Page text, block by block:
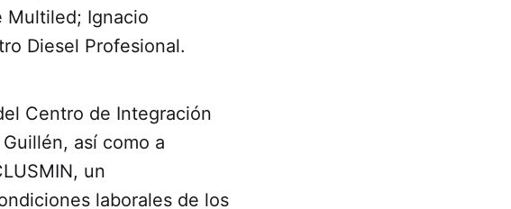
Multiled; Ignacio
Diesel Profesional.
Centro de Integración
así como a
un
laborales de los